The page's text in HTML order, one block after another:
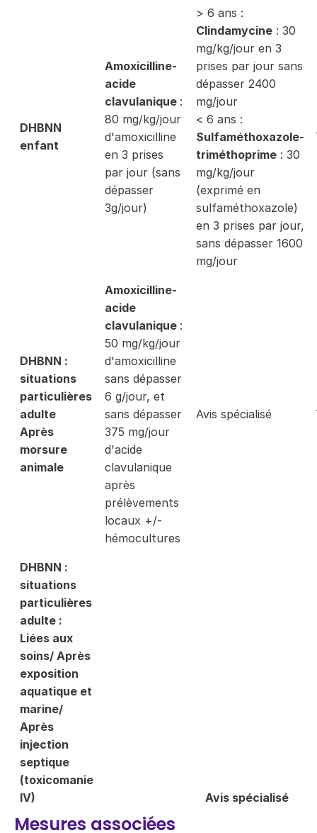
DHBNN
enfant
Amoxicilline-
acide
clavulanique :
80 mg/kg/jour
d'amoxicilline
en 3 prises
par jour (sans
dépasser
3g/jour)
> 6 ans :
Clindamycine : 30
mg/kg/jour en 3
prises par jour sans
dépasser 2400
mg/jour
< 6 ans :
Sulfaméthoxazole-
triméthoprime : 30
mg/kg/jour
(exprimé en
sulfaméthoxazole)
en 3 prises par jour,
sans dépasser 1600
mg/jour
DHBNN :
situations
particulières
adulte
Après
morsure
animale
Amoxicilline-
acide
clavulanique :
50 mg/kg/jour
d'amoxicilline
sans dépasser
6 g/jour, et
sans dépasser
375 mg/jour
d'acide
clavulanique
après
prélèvements
locaux +/-
hémocultures
Avis spécialisé
DHBNN :
situations
particulières
adulte :
Liées aux
soins/ Après
exposition
aquatique et
marine/
Après
injection
septique
(toxicomanie
IV)
Avis spécialisé
Mesures associées